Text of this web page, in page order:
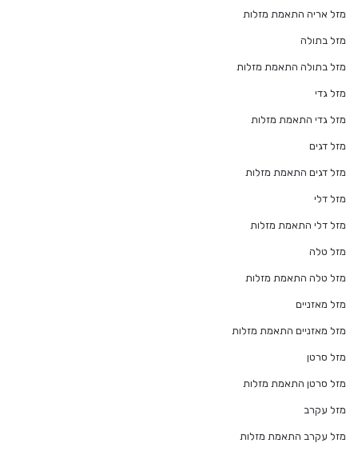
מזל אריה התאמת מזלות
מזל בתולה
מזל בתולה התאמת מזלות
מזל גדי
מזל גדי התאמת מזלות
מזל דגים
מזל דגים התאמת מזלות
מזל דלי
מזל דלי התאמת מזלות
מזל טלה
מזל טלה התאמת מזלות
מזל מאזניים
מזל מאזניים התאמת מזלות
מזל סרטן
מזל סרטן התאמת מזלות
מזל עקרב
מזל עקרב התאמת מזלות